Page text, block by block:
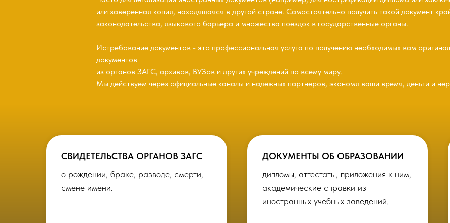
или заверенная копия, находящаяся в другой стране. Самостоятельно получить такой документ
законодательства, языкового барьера и множества поездок в государственные органы.
Истребование документов - это профессиональная услуга по получению необходимых вам
документов
из органов ЗАГС, архивов, ВУЗов и других учреждений по всему миру.
Мы действуем через официальные каналы и надежных партнеров, экономя ваши время, деньги и
СВИДЕТЕЛЬСТВА ОРГАНОВ ЗАГС
о рождении, браке, разводе, смерти,
смене имени.
ДОКУМЕНТЫ ОБ ОБРАЗОВАНИИ
дипломы, аттестаты, приложения к ним,
академические справки из
иностранных учебных заведений.